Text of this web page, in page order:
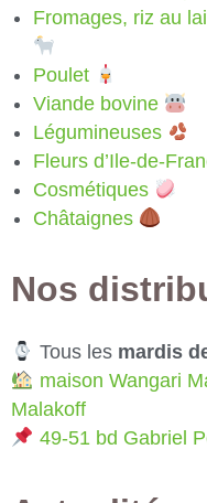
Fromages, riz au
Poulet
Viande bovine
Légumineuses
Fleurs d’Ile-de-
Cosmétiques
Châtaignes
Nos
Tous lesmardis
maison Wangari
Malakoff
49-51 bd Gabriel